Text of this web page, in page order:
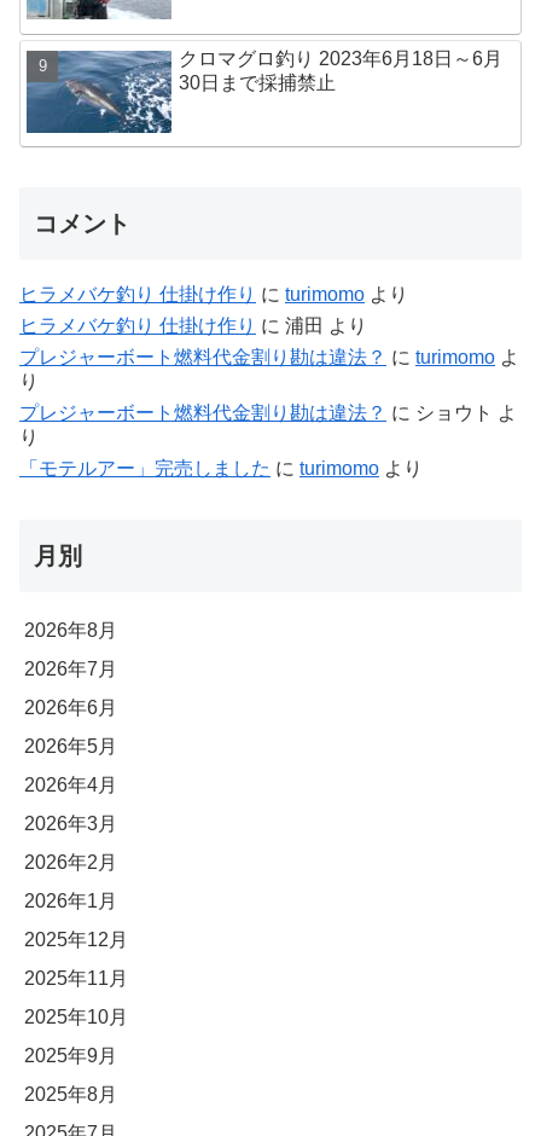
クロマグロ釣り 2023年6月18日～6月
30日まで採捕禁止
コメント
ヒラメバケ釣り 仕掛け作り に turimomo より
ヒラメバケ釣り 仕掛け作り に 浦田 より
プレジャーボート燃料代金割り勘は違法？ に turimomo よ
り
プレジャーボート燃料代金割り勘は違法？ に ショウト よ
り
「モテルアー」完売しました に turimomo より
月別
2026年8月
2026年7月
2026年6月
2026年5月
2026年4月
2026年3月
2026年2月
2026年1月
2025年12月
2025年11月
2025年10月
2025年9月
2025年8月